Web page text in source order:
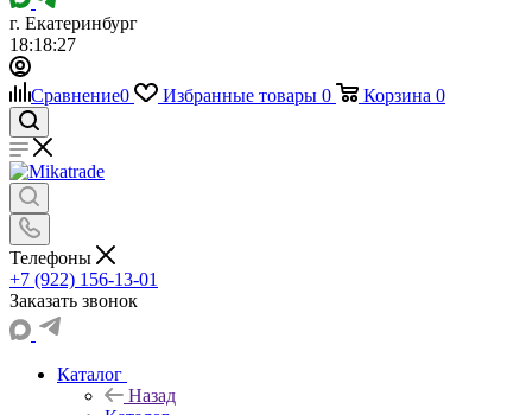
г. Екатеринбург
18:18:27
Сравнение0 Избранные товары 0 Корзина 0
Телефоны
+7 (922) 156-13-01
Заказать звонок
Каталог
Назад